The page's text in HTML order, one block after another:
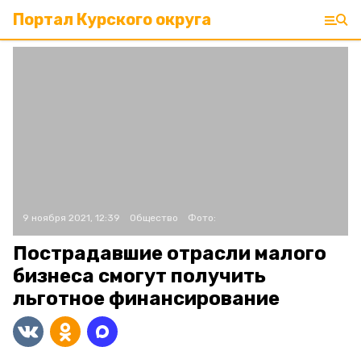
Портал Курского округа
9 ноября 2021, 12:39 Общество Фото:
Пострадавшие отрасли малого
бизнеса смогут получить
льготное финансирование